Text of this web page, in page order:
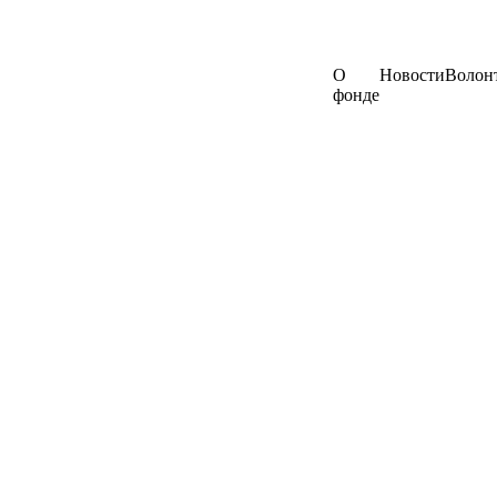
О
фонде
Новости